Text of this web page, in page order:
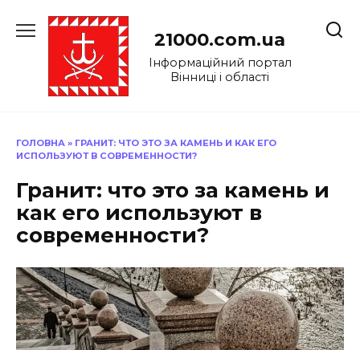
до
21000.com.ua
Інформаційний портал
Вінниці і області
ГОЛОВНА » ГРАНИТ: ЧТО ЭТО ЗА КАМЕНЬ И КАК ЕГО
ИСПОЛЬЗУЮТ В СОВРЕМЕННОСТИ?
Гранит: что это за камень и
как его используют в
современности?